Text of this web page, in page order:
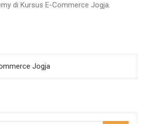
di Kursus E-Commerce Jogja.
Jogja